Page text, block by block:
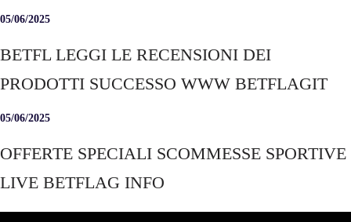
05/06/2025
BETFL LEGGI LE RECENSIONI DEI
PRODOTTI SUCCESSO WWW BETFLAGIT
05/06/2025
OFFERTE SPECIALI SCOMMESSE SPORTIVE
LIVE BETFLAG INFO